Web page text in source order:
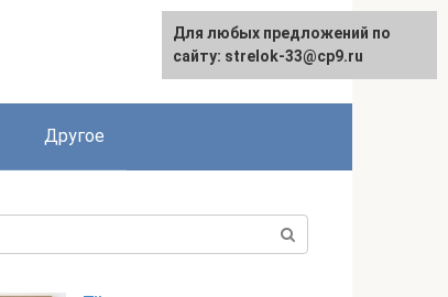
Другое
Для любых предложений по
сайту: strelok-33@cp9.ru
Для любых предложений по
сайту: strelok-33@cp9.ru